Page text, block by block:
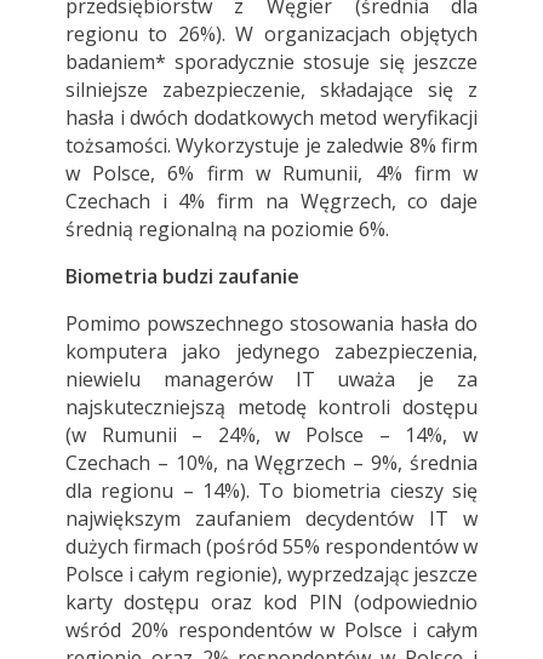
przedsiębiorstw z Węgier (średnia dla
regionu to 26%). W organizacjach objętych
badaniem* sporadycznie stosuje się jeszcze
silniejsze zabezpieczenie, składające się z
hasła i dwóch dodatkowych metod weryfikacji
tożsamości. Wykorzystuje je zaledwie 8% firm
w Polsce, 6% firm w Rumunii, 4% firm w
Czechach i 4% firm na Węgrzech, co daje
średnią regionalną na poziomie 6%.
Biometria budzi zaufanie
Pomimo powszechnego stosowania hasła do
komputera jako jedynego zabezpieczenia,
niewielu managerów IT uważa je za
najskuteczniejszą metodę kontroli dostępu
(w Rumunii – 24%, w Polsce – 14%, w
Czechach – 10%, na Węgrzech – 9%, średnia
dla regionu – 14%). To biometria cieszy się
największym zaufaniem decydentów IT w
dużych firmach (pośród 55% respondentów w
Polsce i całym regionie), wyprzedzając jeszcze
karty dostępu oraz kod PIN (odpowiednio
wśród 20% respondentów w Polsce i całym